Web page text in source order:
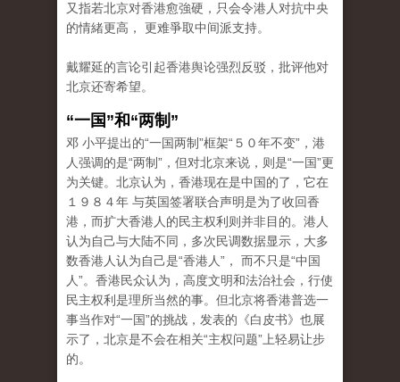
又指若北京对香港愈強硬，只会令港人对抗中央
的情緒更高， 更难爭取中间派支持。
戴耀延的言论引起香港舆论强烈反驳，批评他对
北京还寄希望。
“一国”和“两制”
邓 小平提出的“一国两制”框架“５０年不变”，港
人强调的是“两制”，但对北京来说，则是“一国”更
为关键。北京认为，香港现在是中国的了，它在
１９８４年 与英国签署联合声明是为了收回香
港，而扩大香港人的民主权利则并非目的。港人
认为自己与大陆不同，多次民调数据显示，大多
数香港人认为自己是“香港人”， 而不只是“中国
人”。香港民众认为，高度文明和法治社会，行使
民主权利是理所当然的事。但北京将香港普选一
事当作对“一国”的挑战，发表的《白皮书》也展
示了，北京是不会在相关“主权问题”上轻易让步
的。